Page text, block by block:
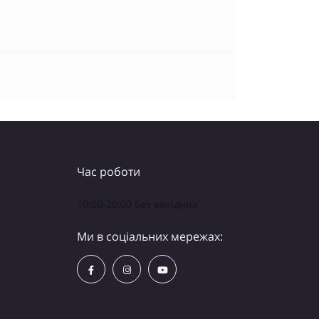
Час роботи
Ми в соціальних мережах: